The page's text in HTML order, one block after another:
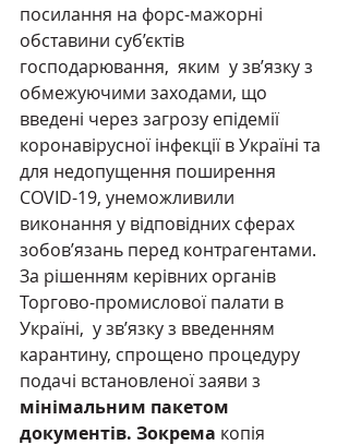
посилання на форс-мажорні
обставини суб’єктів
господарювання,  яким  у зв’язку з
обмежуючими заходами, що
введені через загрозу епідемії
коронавірусної інфекції в Україні та
для недопущення поширення
COVID-19, унеможливили
виконання у відповідних сферах
зобов’язань перед контрагентами.
За рішенням керівних органів
Торгово-промислової палати в
Україні,  у зв’язку з введенням
карантину, спрощено процедуру
подачі встановленої заяви з
мінімальним пакетом
документів. Зокрема копія